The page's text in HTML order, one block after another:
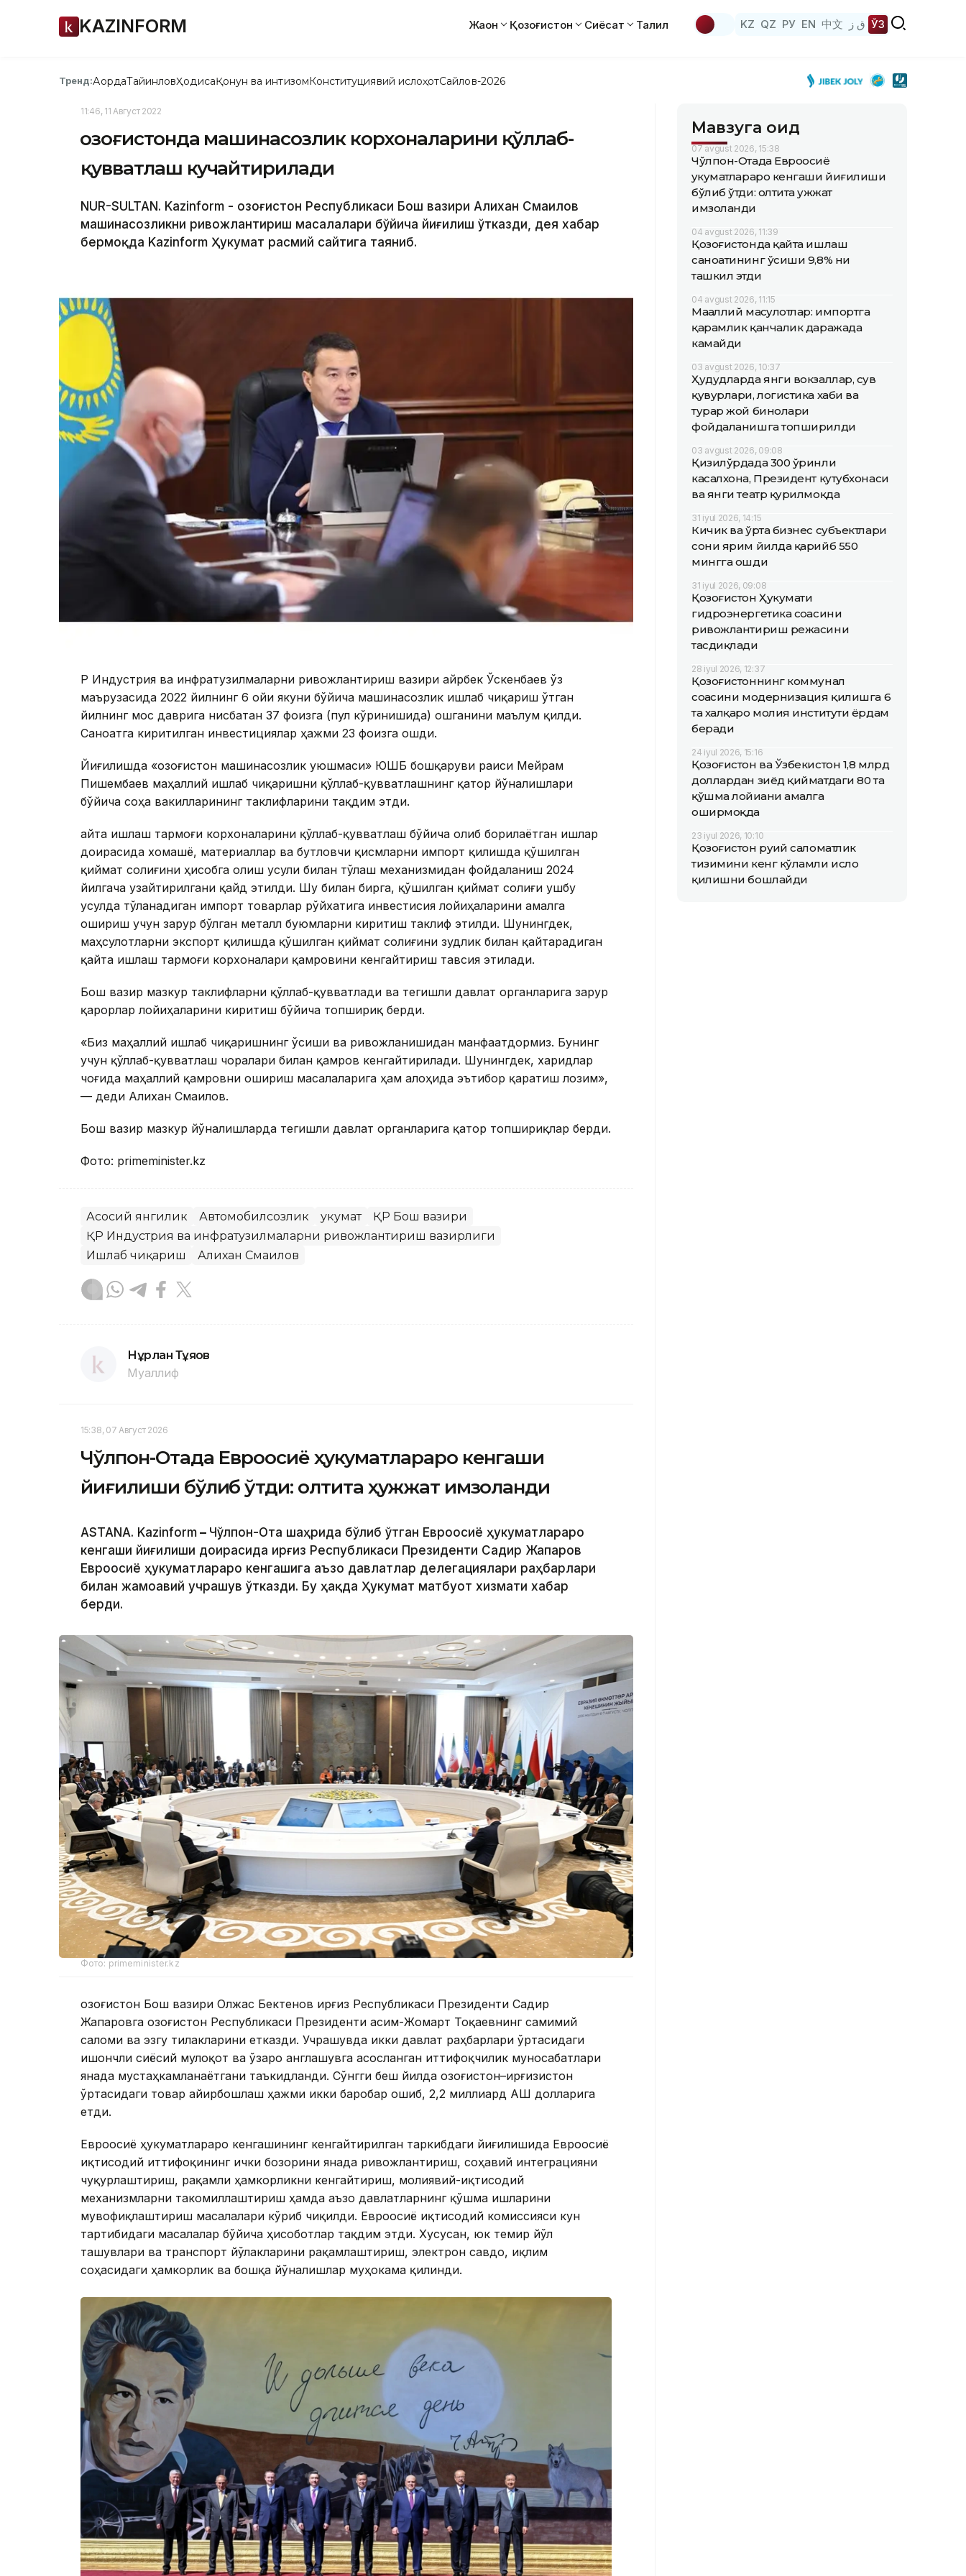
KAZINFORM Жаҳон Қозоғистон Сиёсат Таҳлил KZ QZ РУ EN 中文 ق ز ЎЗ
Тренд:АқордаТайинловҲодисаҚонун ва интизомКонституциявий ислоҳотСайлов-2026
11:46, 11 Август 2022
Қозоғистонда машинасозлик корхоналарини қўллаб-
қувватлаш кучайтирилади
NUR-SULTAN. Kazinform - Қозоғистон Республикаси Бош вазири Алихан Смаилов
машинасозликни ривожлантириш масалалари бўйича йиғилиш ўтказди, дея хабар
бермоқда Kazinform Ҳукумат расмий сайтига таяниб.
ҚР Индустрия ва инфратузилмаларни ривожлантириш вазири Қайрбек Ўскенбаев ўз
маърузасида 2022 йилнинг 6 ойи якуни бўйича машинасозлик ишлаб чиқариш ўтган
йилнинг мос даврига нисбатан 37 фоизга (пул кўринишида) ошганини маълум қилди.
Саноатга киритилган инвестициялар ҳажми 23 фоизга ошди.
Йиғилишда «Қозоғистон машинасозлик уюшмаси» ЮШБ бошқаруви раиси Мейрам
Пишембаев маҳаллий ишлаб чиқаришни қўллаб-қувватлашнинг қатор йўналишлари
бўйича соҳа вакилларининг таклифларини тақдим этди.
Қайта ишлаш тармоғи корхоналарини қўллаб-қувватлаш бўйича олиб борилаётган ишлар
доирасида хомашё, материаллар ва бутловчи қисмларни импорт қилишда қўшилган
қиймат солиғини ҳисобга олиш усули билан тўлаш механизмидан фойдаланиш 2024
йилгача узайтирилгани қайд этилди. Шу билан бирга, қўшилган қиймат солиғи ушбу
усулда тўланадиган импорт товарлар рўйхатига инвестисия лойиҳаларини амалга
ошириш учун зарур бўлган металл буюмларни киритиш таклиф этилди. Шунингдек,
маҳсулотларни экспорт қилишда қўшилган қиймат солиғини зудлик билан қайтарадиган
қайта ишлаш тармоғи корхоналари қамровини кенгайтириш тавсия этилади.
Бош вазир мазкур таклифларни қўллаб-қувватлади ва тегишли давлат органларига зарур
қарорлар лойиҳаларини киритиш бўйича топшириқ берди.
«Биз маҳаллий ишлаб чиқаришнинг ўсиши ва ривожланишидан манфаатдормиз. Бунинг
учун қўллаб-қувватлаш чоралари билан қамров кенгайтирилади. Шунингдек, харидлар
чоғида маҳаллий қамровни ошириш масалаларига ҳам алоҳида эътибор қаратиш лозим»,
— деди Алихан Смаилов.
Бош вазир мазкур йўналишларда тегишли давлат органларига қатор топшириқлар берди.
Фото: primeminister.kz
Асосий янгилик Автомобилсозлик Ҳукумат
ҚР Бош вазири
ҚР Индустрия ва инфратузилмаларни ривожлантириш вазирлиги
Ишлаб чиқариш
Алихан Смаилов
Нұрлан Тұяқов
Муаллиф
15:38, 07 Август 2026
Чўлпон-Отада Евроосиё ҳукуматлараро кенгаши
йиғилиши бўлиб ўтди: олтита ҳужжат имзоланди
ASTANA. Kazinform – Чўлпон-Ота шаҳрида бўлиб ўтган Евроосиё ҳукуматлараро
кенгаши йиғилиши доирасида Қирғиз Республикаси Президенти Садир Жапаров
Евроосиё ҳукуматлараро кенгашига аъзо давлатлар делегациялари раҳбарлари
билан жамоавий учрашув ўтказди. Бу ҳақда Ҳукумат матбуот хизмати хабар
берди.
Фото: primeminister.kz
Қозоғистон Бош вазири Олжас Бектенов Қирғиз Республикаси Президенти Садир
Жапаровга Қозоғистон Республикаси Президенти Қасим-Жомарт Тоқаевнинг самимий
саломи ва эзгу тилакларини етказди. Учрашувда икки давлат раҳбарлари ўртасидаги
ишончли сиёсий мулоқот ва ўзаро англашувга асосланган иттифоқчилик муносабатлари
янада мустаҳкамланаётгани таъкидланди. Сўнгги беш йилда Қозоғистон–Қирғизистон
ўртасидаги товар айирбошлаш ҳажми икки баробар ошиб, 2,2 миллиард АҚШ долларига
етди.
Евроосиё ҳукуматлараро кенгашининг кенгайтирилган таркибдаги йиғилишида Евроосиё
иқтисодий иттифоқининг ички бозорини янада ривожлантириш, соҳавий интеграцияни
чуқурлаштириш, рақамли ҳамкорликни кенгайтириш, молиявий-иқтисодий
механизмларни такомиллаштириш ҳамда аъзо давлатларнинг қўшма ишларини
мувофиқлаштириш масалалари кўриб чиқилди. Евроосиё иқтисодий комиссияси кун
тартибидаги масалалар бўйича ҳисоботлар тақдим этди. Хусусан, юк темир йўл
ташувлари ва транспорт йўлакларини рақамлаштириш, электрон савдо, иқлим
соҳасидаги ҳамкорлик ва бошқа йўналишлар муҳокама қилинди.
Мавзуга оид
07 avgust 2026, 15:38
Чўлпон-Отада Евроосиё
ҳукуматлараро кенгаши йиғилиши
бўлиб ўтди: олтита ҳужжат
имзоланди
04 avgust 2026, 11:39
Қозоғистонда қайта ишлаш
саноатининг ўсиши 9,8% ни
ташкил этди
04 avgust 2026, 11:15
Маҳаллий маҳсулотлар: импортга
қарамлик қанчалик даражада
камайди
03 avgust 2026, 10:37
Ҳудудларда янги вокзаллар, сув
қувурлари, логистика хаби ва
турар жой бинолари
фойдаланишга топширилди
03 avgust 2026, 09:08
Қизилўрдада 300 ўринли
касалхона, Президент кутубхонаси
ва янги театр қурилмоқда
31 iyul 2026, 14:15
Кичик ва ўрта бизнес субъектлари
сони ярим йилда қарийб 550
мингга ошди
31 iyul 2026, 09:08
Қозоғистон Ҳукумати
гидроэнергетика соҳасини
ривожлантириш режасини
тасдиқлади
28 iyul 2026, 12:37
Қозоғистоннинг коммунал
соҳасини модернизация қилишга 6
та халқаро молия институти ёрдам
беради
24 iyul 2026, 15:16
Қозоғистон ва Ўзбекистон 1,8 млрд
доллардан зиёд қийматдаги 80 та
қўшма лойиҳани амалга
оширмоқда
23 iyul 2026, 10:10
Қозоғистон руҳий саломатлик
тизимини кенг кўламли ислоҳ
қилишни бошлайди